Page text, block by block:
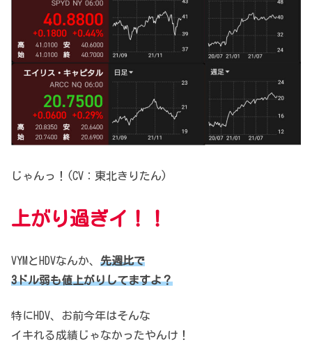
じゃんっ！(CV：東北きりたん)
上がり過ぎイ！！
VYMとHDVなんか、 先週比で
3ドル弱も値上がりしてますよ？
特にHDV、お前今年はそんな
イキれる成績じゃなかったやんけ！